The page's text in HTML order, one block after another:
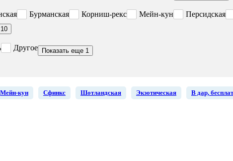
Бурманская Корниш-рекс Мейн-кун Персидская
Другое Показать еще 1
Мейн-кун Сфинкс Шотландская Экзотическая В дар,